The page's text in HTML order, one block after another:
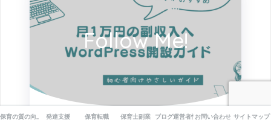
Follow Me!
保育の質の向上 発達支援 保育転職 保育士副業 ブログ運営者情報お問い合わせ サイトマップ